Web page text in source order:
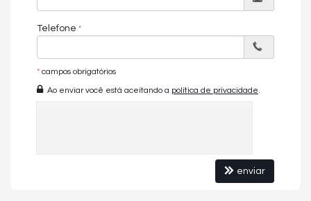
Telefone
* campos obrigatórios
Ao enviar você está aceitando a política de privacidade
enviar